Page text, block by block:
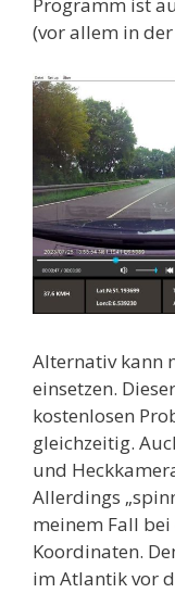
(vor allem in
Alternativ kann
einsetzen.
kostenlosen
gleichzeitig.
und
Allerdings
meinem Fall
Koordinaten.
im Atlantik vor